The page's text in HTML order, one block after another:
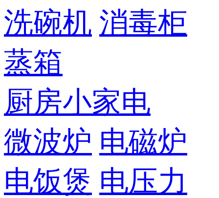
洗碗机 消毒柜
蒸箱
厨房小家电
微波炉 电磁炉
电饭煲 电压力